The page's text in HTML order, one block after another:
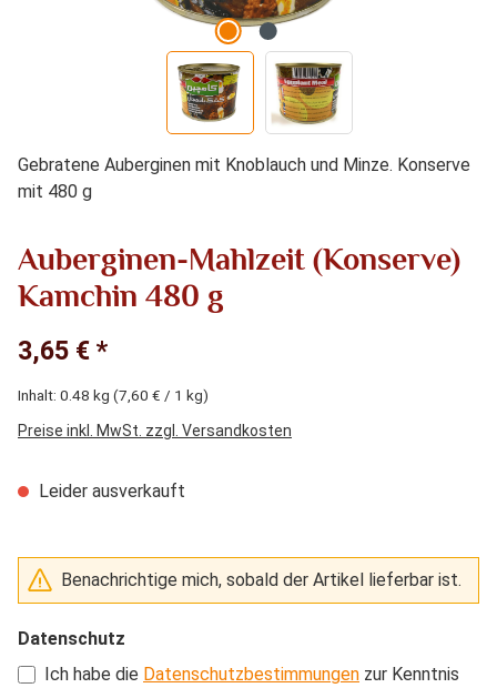
Gebratene Auberginen mit Knoblauch und Minze. Konserve
mit 480 g
Auberginen-Mahlzeit (Konserve)
Kamchin 480 g
3,65 € *
Inhalt: 0.48 kg (7,60 € / 1 kg)
Preise inkl. MwSt. zzgl. Versandkosten
Leider ausverkauft
Benachrichtige mich, sobald der Artikel lieferbar ist.
Datenschutz
Ich habe die Datenschutzbestimmungen zur Kenntnis